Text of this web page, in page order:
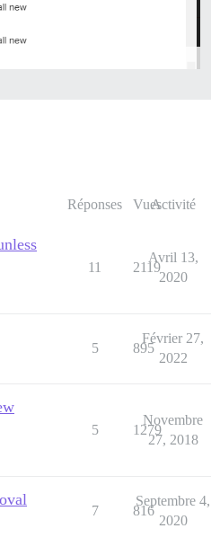
Réponses VuesActivité
11 2119
Avril 13,
2020
5 895
Février 27,
2022
5 1279
Novembre
27, 2018
7 816
Septembre 4,
2020